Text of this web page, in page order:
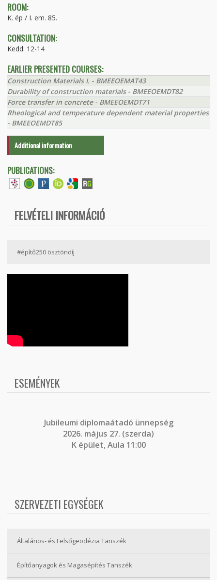
ROOM:
K. ép / I. em. 85.
CONSULTATION:
Kedd: 12-14
EARLIER PRESENTED COURSES:
Construction Materials I. - BMEEOEMAT43
Durability of construction materials - BMEEOEMDT82
Force transfer in concrete - BMEEOEMDT71
Rheological and temperature dependent material properties
- BMEEOEMDT85
Additional information
PUBLICATIONS:
FELVÉTELI INFORMÁCIÓ
#építő250 ösztöndíj
ESEMÉNYEK
Jubileumi diplomaátadó ünnepség
2026. május 27. (szerda)
K épület, Aula 11:00
SZERVEZETI EGYSÉGEK
Általános- és Felsőgeodézia Tanszék
Építőanyagok és Magasépítés Tanszék